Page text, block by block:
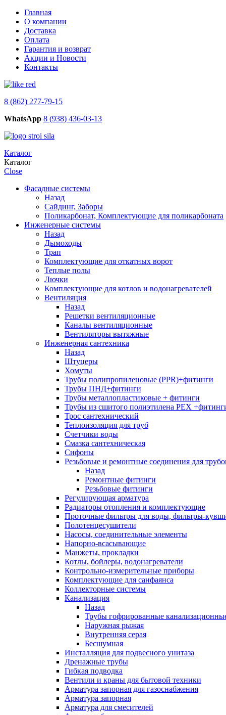
Главная
О компании
Доставка
Оплата
Гарантия и возврат
Акции и Новости
Контакты
8 (862) 277-79-15
WhatsApp 8 (938) 436-03-13
Каталог
Каталог
Close
Фасадные системы
Назад
Сайдинг, Заборы
Поликарбонат, Комплектующие для поликарбоната
Инженерные системы
Назад
Дымоходы
Трап
Комплектующие для откатных ворот
Теплые полы
Лючки
Комплектующие для котлов и водонагревателей
Вентиляция
Назад
Решетки вентиляционные
Каналы вентиляционные
Вентиляторы вытяжные
Инженерная сантехника
Назад
Штуцеры
Хомуты
Трубы полипропиленовые (PPR)+фитинги
Трубы ПНД+фитинги
Трубы металлопластиковые + фитинги
Трубы из сшитого полиэтилена PEX
Трос сантехнический
Теплоизоляция для труб
Счетчики воды
Смазка сантехническая
Сифоны
Резьбовые и ремонтные соединения для
Назад
Ремонтные фитинги
Резьбовые фитинги
Регулирующая арматура
Радиаторы отопления и комплектующие
Проточные фильтры для воды, фильтры-
Полотенцесушители
Насосы, соединительные элементы
Напорно-всасывающие
Манжеты, прокладки
Котлы, бойлеры, водонагреватели
Контрольно-измерительные приборы
Комплектующие для санфаянса
Коллекторные системы
Канализация
Назад
Трубы гофрированные
Наружная рыжая
Внутренняя серая
Бесшумная
Инсталляция для подвесного унитаза
Дренажные трубы
Гибкая подводка
Вентили и краны для бытовой техники
Арматура запорная для газоснабжения
Арматура запорная
Арматура для смесителей